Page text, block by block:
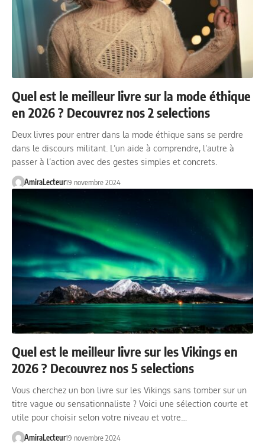
Quel est le meilleur livre sur la mode éthique
en 2026 ? Decouvrez nos 2 selections
Deux livres pour entrer dans la mode éthique sans se perdre
dans le discours militant. L’un aide à comprendre, l’autre à
passer à l’action avec des gestes simples et concrets.
AmiraLecteur19 novembre 2024
Quel est le meilleur livre sur les Vikings en
2026 ? Decouvrez nos 5 selections
Vous cherchez un bon livre sur les Vikings sans tomber sur un
titre vague ou sensationnaliste ? Voici une sélection courte et
utile pour choisir selon votre niveau et votre…
AmiraLecteur19 novembre 2024